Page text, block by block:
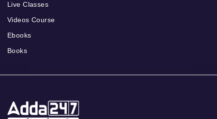
Live Classes
Videos Course
Ebooks
Books